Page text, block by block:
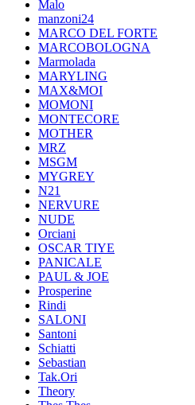
Malo
manzoni24
MARCO DEL FORTE
MARCOBOLOGNA
Marmolada
MARYLING
MAX&MOI
MOMONI
MONTECORE
MOTHER
MRZ
MSGM
MYGREY
N21
NERVURE
NUDE
Orciani
OSCAR TIYE
PANICALE
PAUL & JOE
Prosperine
Rindi
SALONI
Santoni
Schiatti
Sebastian
Tak.Ori
Theory